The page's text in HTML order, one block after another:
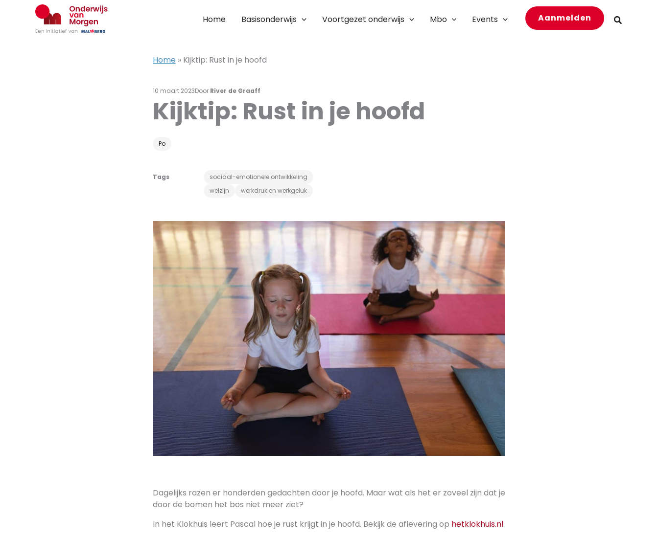
Home Basisonderwijs Voortgezet onderwijs Mbo Events Aanmelden Zoeken
Home » Kijktip: Rust in je hoofd
10 maart 2023Door River de Graaff
Po
Tags
sociaal-emotionele ontwikkeling
welzijn
werkdruk en werkgeluk
Kijktip: Rust in je hoofd
Dagelijks razen er honderden gedachten door je hoofd. Maar wat als het er zoveel zijn dat je
door de bomen het bos niet meer ziet?
In het Klokhuis leert Pascal hoe je rust krijgt in je hoofd. Bekijk de aflevering op hetklokhuis.nl.